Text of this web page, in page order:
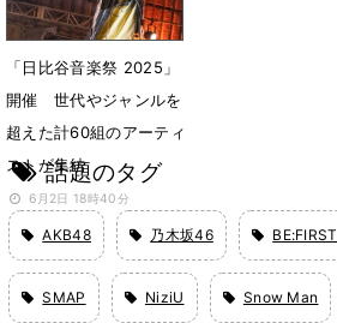
「日比谷音楽祭 2025」
開催 世代やジャンルを
超えた計60組のアーティ
ストが集結
6月2日 18時40分
話題のタグ
AKB48 乃木坂46 BE:FIRST
SMAP NiziU Snow Man